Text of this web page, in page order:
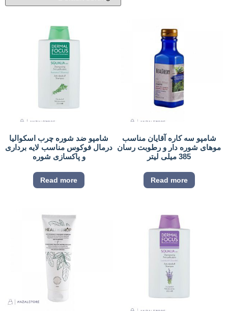
شامپو سه کاره آقایان مناسب
موهای شوره دار و رطوبت رسان
385 میلی لیتر
Read more
شامپو ضد شوره چرب اسکوالیا
درمال فوکوس مناسب لایه برداری
و پاکسازی شوره
Read more